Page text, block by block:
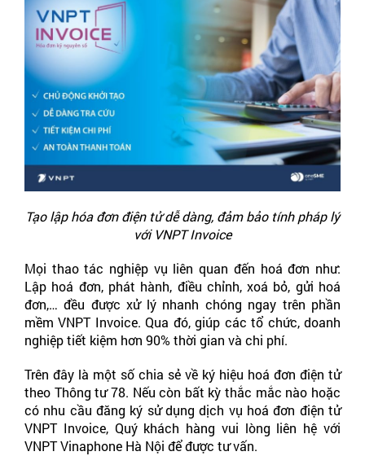
Tạo lập hóa đơn điện tử dễ dàng, đảm bảo tính pháp lý
với VNPT Invoice
Mọi thao tác nghiệp vụ liên quan đến hoá đơn như:
Lập hoá đơn, phát hành, điều chỉnh, xoá bỏ, gửi hoá
đơn,… đều được xử lý nhanh chóng ngay trên phần
mềm VNPT Invoice. Qua đó, giúp các tổ chức, doanh
nghiệp tiết kiệm hơn 90% thời gian và chi phí.
Trên đây là một số chia sẻ về ký hiệu hoá đơn điện tử
theo Thông tư 78. Nếu còn bất kỳ thắc mắc nào hoặc
có nhu cầu đăng ký sử dụng dịch vụ hoá đơn điện tử
VNPT Invoice, Quý khách hàng vui lòng liên hệ với
VNPT Vinaphone Hà Nội để được tư vấn.